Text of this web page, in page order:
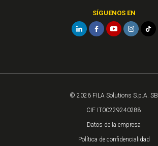
SÍGUENOS EN
© 2026 FILA Solutions S.p.A. SB
CIF IT00229240288
Datos de la empresa
Política de confidencialidad